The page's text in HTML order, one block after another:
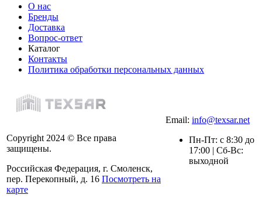
О нас
Бренды
Доставка
Вопрос-ответ
Каталог
Контакты
Политика обработки персональных данных
Copyright 2024 © Все права
защищены.
Российская Федерация, г. Смоленск,
пер. Перекопный, д. 16 Посмотреть на
карте
Email: info@texsar.net
Пн-Пт: с 8:30 до
17:00 | Сб-Вс:
выходной